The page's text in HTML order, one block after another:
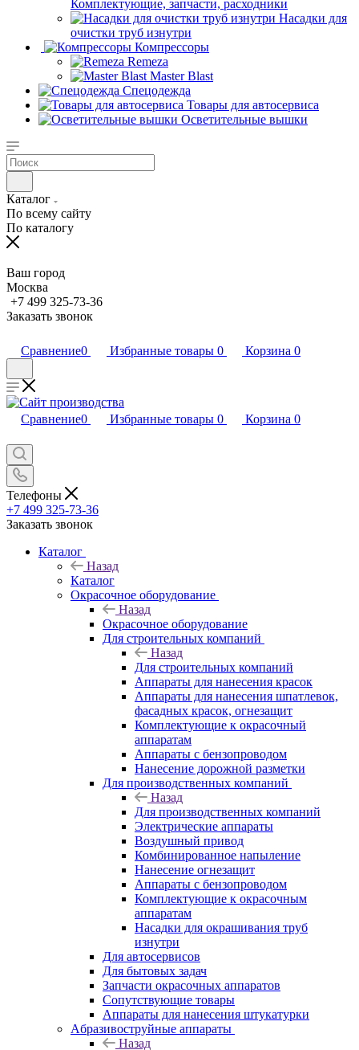
Комплектующие, запчасти, расходники
Насадки для
очистки труб изнутри
Компрессоры
Remeza
Master Blast
Спецодежда
Товары для автосервиса
Осветительные вышки
Каталог
По всему сайту
По каталогу
Ваш город
Москва
+7 499 325-73-36
Заказать звонок
Сравнение0 Избранные товары 0 Корзина 0
Сравнение0 Избранные товары 0 Корзина 0
Телефоны
+7 499 325-73-36
Заказать звонок
Каталог
Назад
Каталог
Окрасочное оборудование
Назад
Окрасочное оборудование
Для строительных компаний
Назад
Для строительных компаний
Аппараты для нанесения красок
Аппараты для нанесения шпатлевок,
фасадных красок, огнезащит
Комплектующие к окрасочный
аппаратам
Аппараты с бензопроводом
Нанесение дорожной разметки
Для производственных компаний
Назад
Для производственных компаний
Электрические аппараты
Воздушный привод
Комбинированное напыление
Нанесение огнезащит
Аппараты с бензопроводом
Комплектующие к окрасочным
аппаратам
Насадки для окрашивания труб
изнутри
Для автосервисов
Для бытовых задач
Запчасти окрасочных аппаратов
Сопутствующие товары
Аппараты для нанесения штукатурки
Aбразивоструйные аппараты
Назад